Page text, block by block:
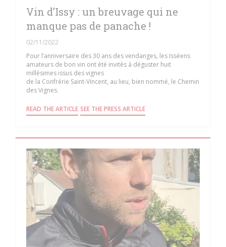
Vin d’Issy : un breuvage qui ne
manque pas de panache !
02/11/2022
Pour l’anniversaire des 30 ans des vendanges, les Isséens
amateurs de bon vin ont été invités à déguster huit
millésimes issus des vignes
de la Confrérie Saint-Vincent, au lieu, bien nommé, le Chemin
des Vignes.
READ THE ARTICLE((OPENS IN A NEW WINDOW))
SEE THE PRESS ARTICLE((OPENS IN A NEW